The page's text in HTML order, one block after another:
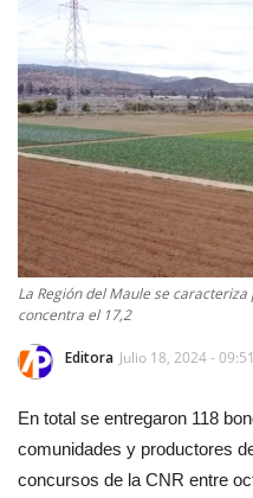
Tribunales
Deporte
Política
Espectáculos
La Región del Maule se
concentra el 17,2
Editora Julio 18, 2024 - 09:51
En total se entregaron 118
comunidades y productores
concursos de la CNR entre